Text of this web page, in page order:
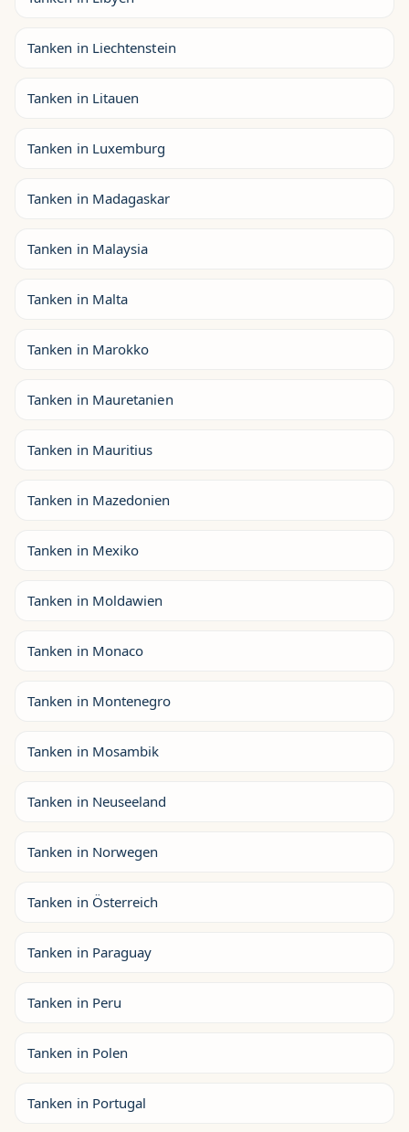
Tanken in Liechtenstein
Tanken in Litauen
Tanken in Luxemburg
Tanken in Madagaskar
Tanken in Malaysia
Tanken in Malta
Tanken in Marokko
Tanken in Mauretanien
Tanken in Mauritius
Tanken in Mazedonien
Tanken in Mexiko
Tanken in Moldawien
Tanken in Monaco
Tanken in Montenegro
Tanken in Mosambik
Tanken in Neuseeland
Tanken in Norwegen
Tanken in Österreich
Tanken in Paraguay
Tanken in Peru
Tanken in Polen
Tanken in Portugal